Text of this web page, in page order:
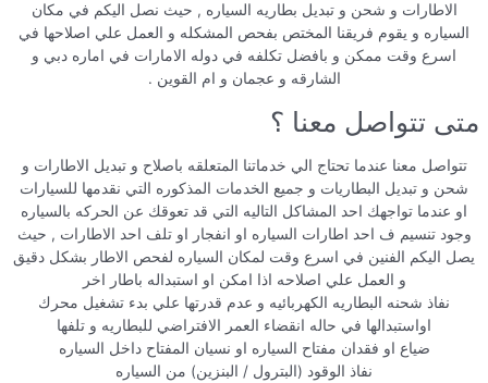
الاطارات و شحن و تبديل بطاريه السياره , حيث نصل اليكم في مكان
السياره و يقوم فريقنا المختص بفحص المشكله و العمل علي اصلاحها في
اسرع وقت ممكن و بافضل تكلفه في دوله الامارات في اماره دبي و
الشارقه و عجمان و ام القوين .
متى تتواصل معنا ؟
تتواصل معنا عندما تحتاج الي خدماتنا المتعلقه باصلاح و تبديل الاطارات و
شحن و تبديل البطاريات و جميع الخدمات المذكوره التي نقدمها للسيارات
او عندما تواجهك احد المشاكل التاليه التي قد تعوقك عن الحركه بالسياره
وجود تنسيم ف احد اطارات السياره او انفجار او تلف احد الاطارات , حيث
يصل اليكم الفنين في اسرع وقت لمكان السياره لفحص الاطار بشكل دقيق
و العمل علي اصلاحه اذا امكن او استبداله باطار اخر
نفاذ شحنه البطاريه الكهربائيه و عدم قدرتها علي بدء تشغيل محرك
اواستبدالها في حاله انقضاء العمر الافتراضي للبطاريه و تلفها
ضياع او فقدان مفتاح السياره او نسيان المفتاح داخل السياره
نفاذ الوقود (البترول / البنزين) من السياره